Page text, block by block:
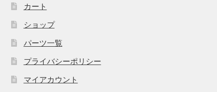
カート
ショップ
パーツ一覧
プライバシーポリシー
マイアカウント